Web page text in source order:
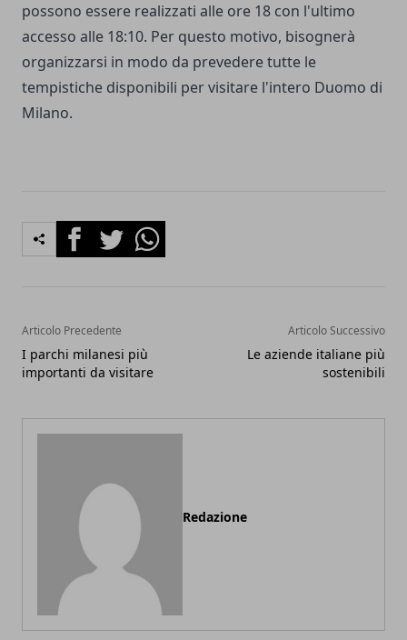
possono essere realizzati alle ore 18 con l'ultimo
accesso alle 18:10. Per questo motivo, bisognerà
organizzarsi in modo da prevedere tutte le
tempistiche disponibili per visitare l'intero Duomo di
Milano.
FacebookTwitterWhatsapp
Articolo Precedente
I parchi milanesi più
importanti da visitare
Articolo Successivo
Le aziende italiane più
sostenibili
Redazione